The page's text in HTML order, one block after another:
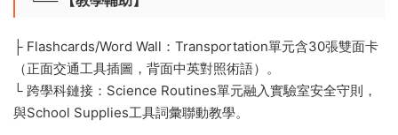
├️ Flashcards/Word Wall：Transportation單元含30張雙面卡
（正面交通工具插圖，背面中英對照術語）。
└️ 跨學科鏈接：Science Routines單元融入實驗室安全守則，
與School Supplies工具詞彙聯動教學。